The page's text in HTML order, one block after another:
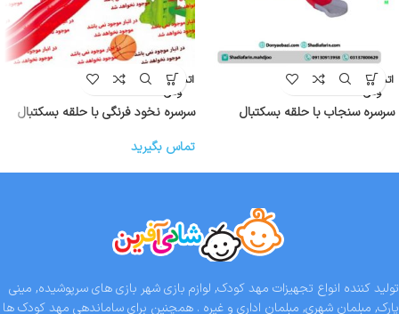
اتمام موج
ودی
سرسره سنجاب با حلقه بسکتبال
اتمام موج
ودی
سرسره نخود فرنگی با حلقه بسکتبال
تماس بگیرید
تولید کننده انواع تجهیزات مهد کودک, لوازم بازی شهر بازی های سرپوشیده, مینی
پارک, مبلمان شهری, مبلمان اداری و غیره . همچنین برای ساماندهی مهد کودک ها